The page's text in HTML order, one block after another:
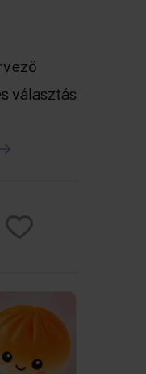
választás